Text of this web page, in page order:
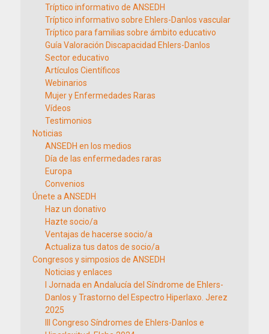
Tríptico informativo de ANSEDH
Tríptico informativo sobre Ehlers-Danlos vascular
Tríptico para familias sobre ámbito educativo
Guía Valoración Discapacidad Ehlers-Danlos
Sector educativo
Artículos Científicos
Webinarios
Mujer y Enfermedades Raras
Vídeos
Testimonios
Noticias
ANSEDH en los medios
Día de las enfermedades raras
Europa
Convenios
Únete a ANSEDH
Haz un donativo
Hazte socio/a
Ventajas de hacerse socio/a
Actualiza tus datos de socio/a
Congresos y simposios de ANSEDH
Noticias y enlaces
I Jornada en Andalucía del Síndrome de Ehlers-
Danlos y Trastorno del Espectro Hiperlaxo. Jerez
2025
III Congreso Síndromes de Ehlers-Danlos e